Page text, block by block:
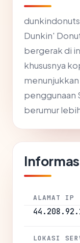
Dunkin'
bergerak di
khususnya
penggunaan
berumur
ALAMAT IP
LOKASI